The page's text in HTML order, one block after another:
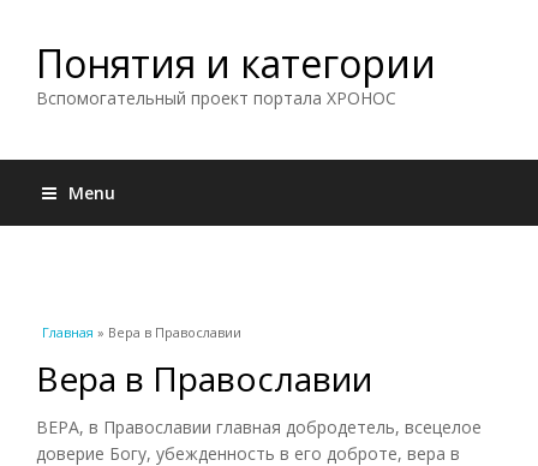
Понятия и категории
Вспомогательный проект портала ХРОНОС
Menu
Вы здесь
Главная » Вера в Православии
Вера в Православии
ВЕРА, в Православии главная добродетель, всецелое
доверие Богу, убежденность в его доброте, вера в